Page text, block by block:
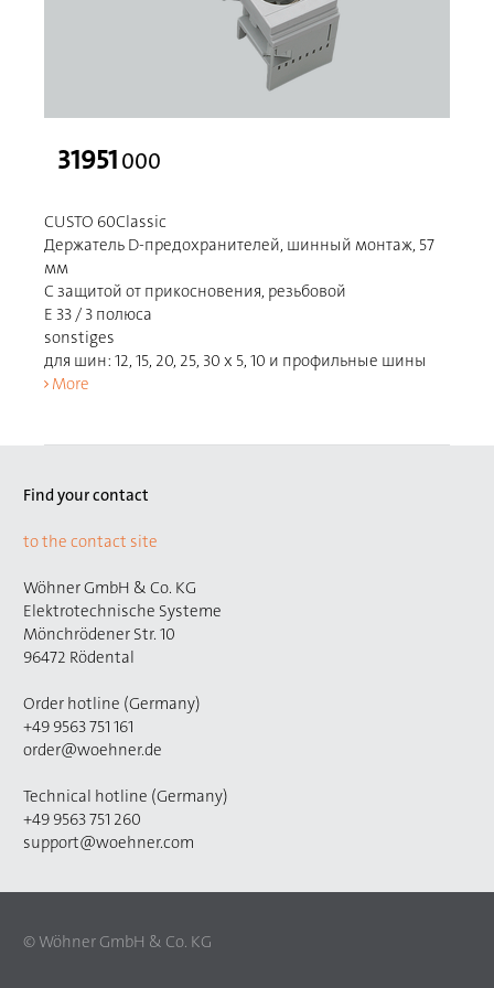
31951000
CUSTO 60Classic
Держатель D-предохранителей, шинный монтаж, 57
мм
С защитой от прикосновения, резьбовой
E 33 / 3 полюса
sonstiges
для шин: 12, 15, 20, 25, 30 x 5, 10 и профильные шины
More
Find your contact
to the contact site
Wöhner GmbH & Co. KG
Elektrotechnische Systeme
Mönchrödener Str. 10
96472 Rödental
Order hotline (Germany)
+49 9563 751 161
order@woehner.de
Technical hotline (Germany)
+49 9563 751 260
support@woehner.com
© Wöhner GmbH & Co. KG